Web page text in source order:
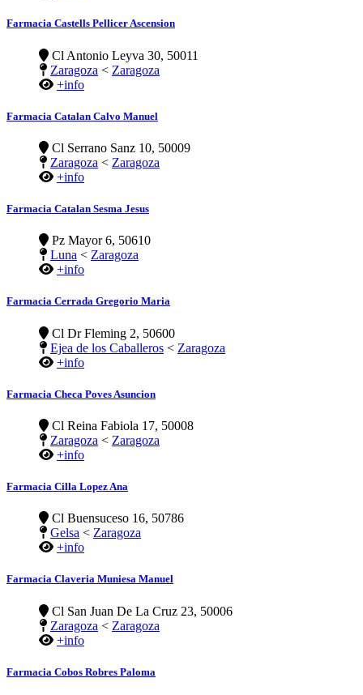
Farmacia Castells Pellicer Ascension
Cl Antonio Leyva 30, 50011
Zaragoza < Zaragoza
+info
Farmacia Catalan Calvo Manuel
Cl Serrano Sanz 10, 50009
Zaragoza < Zaragoza
+info
Farmacia Catalan Sesma Jesus
Pz Mayor 6, 50610
Luna < Zaragoza
+info
Farmacia Cerrada Gregorio Maria
Cl Dr Fleming 2, 50600
Ejea de los Caballeros < Zaragoza
+info
Farmacia Checa Poves Asuncion
Cl Reina Fabiola 17, 50008
Zaragoza < Zaragoza
+info
Farmacia Cilla Lopez Ana
Cl Buensuceso 16, 50786
Gelsa < Zaragoza
+info
Farmacia Claveria Muniesa Manuel
Cl San Juan De La Cruz 23, 50006
Zaragoza < Zaragoza
+info
Farmacia Cobos Robres Paloma